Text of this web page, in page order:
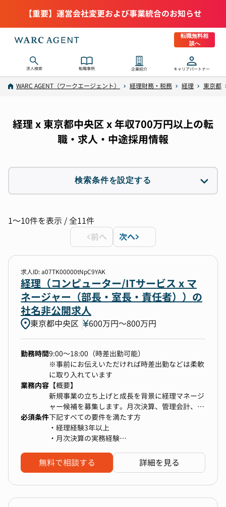
【重要】運営会社変更および事業統合のお知らせ
転職無料相
談へ
求人検索 転職事例 企業紹介 キャリアパートナー
WARC AGENT（ワークエージェント） 経理財務・税務 経理 東京都
経理 x 東京都中央区 x 年収700万円以上の転
職・求人・中途採用情報
検索条件を設定する
1件選択
1件選択
年収
700万円以上〜上限なし
検索する
選択中の条件 すべてクリア
東京都中央区
700万円以上〜上限なし
1〜10件を表示 / 全11件
前へ
次へ
求人ID: a07TK00000tNpC9YAK
経理（コンピューター/ITサービス x マ
ネージャー（部長・室長・責任者））の
社名非公開求人
東京都中央区 600万円〜800万円
勤務時間9:00〜18:00（時差出勤可能）
※事前にお伝えいただければ時差出勤などは柔軟
に取り入れています
業務内容 【概要】
新規事業の立ち上げと成長を背景に経理マネージ
ャー候補を募集します。月次決算、管理会計、業
務改善を幅広く担当し、将来的に経理組織の中核
を担うことが期待される重要なポジションです。
所属組織はF&Cユニット（計3名：ユニットリー
は経営企画を兼務しており、経営層との距離が近
い環境です。
必須条件下記すべての要件を満たす方
・経理経験3年以上
・月次決算の実務経験
可能です！
無料で相談する 詳細を見る